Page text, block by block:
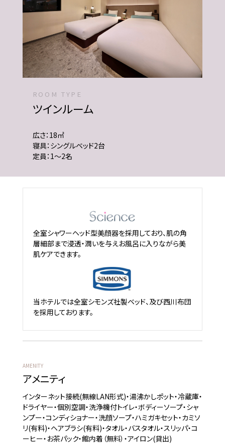
ROOM TYPE
ツインルーム
広さ：18㎡
寝具：シングルベッド2台
定員：1～2名
全室シャワーヘッド型美顔器を採用しており、肌の角
層細部まで浸透・潤いを与えお風呂に入りながら美
肌ケアできます。
当ホテルでは全室シモンズ社製ベッド、及び西川布団
を採用しております。
AMENITY
アメニティ
インターネット接続(無線LAN形式)・湯沸かしポット・冷蔵庫・
ドライヤー・個別空調・洗浄機付トイレ・ボディーソープ・シャ
ンプー・コンディショナー・洗顔ソープ・ハミガキセット・カミソ
リ(有料)・ヘアブラシ(有料)・タオル・バスタオル・スリッパ・コ
ーヒー・お茶パック・館内着（無料）・アイロン(貸出)